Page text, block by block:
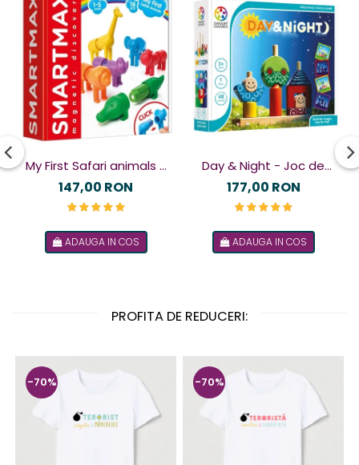
My First Safari animals -
Joc magnetic
147,00 RON
ADAUGA IN COS
Day & Night - Joc de
logică
177,00 RON
ADAUGA IN COS
PROFITA DE REDUCERI:
-70% -70%